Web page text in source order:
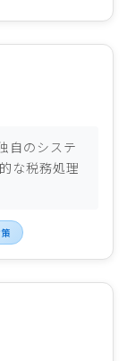
自のシステ
な税務処理